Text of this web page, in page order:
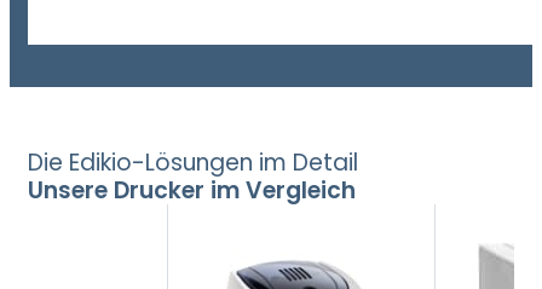
Die Edikio-Lösungen im Detail
Unsere Drucker im Vergleich